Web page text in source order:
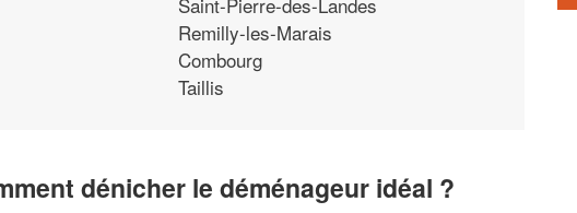
Remilly-les-Marais
Combourg
Taillis
dénicher le déménageur idéal ?